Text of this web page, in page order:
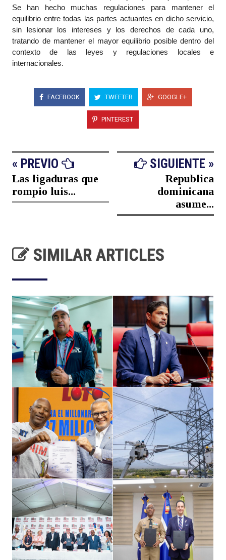
Se han hecho muchas regulaciones para mantener el
equilibrio entre todas las partes actuantes en dicho servicio,
sin lesionar los intereses y los derechos de cada uno,
tratando de mantener el mayor equilibrio posible dentro del
contexto de las leyes y regulaciones locales e
internacionales.
FACEBOOK TWEETER GOOGLE+
PINTEREST
« PREVIO
Las ligaduras que
rompio luis...
SIGUIENTE »
Republica
dominicana
asume...
SIMILAR ARTICLES